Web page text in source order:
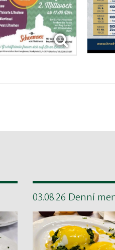
03.08.26 Denní